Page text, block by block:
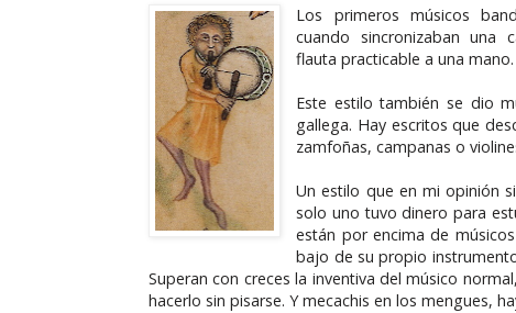
Los primeros músicos
cuando sincronizaban una
flauta practicable a una mano.
Este estilo también se dio
gallega. Hay escritos que
zamfoñas, campanas o
Un estilo que en mi opinión
solo uno tuvo dinero para
están por encima de
bajo de su propio
Superan con creces la inventiva del músico
hacerlo sin pisarse. Y mecachis en los mengues,